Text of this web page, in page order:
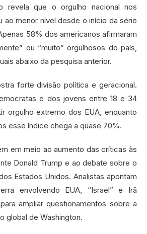
revela que o orgulho nacional nos
ao menor nível desde o início da série
58% dos americanos afirmaram
ou “muito” orgulhosos do país,
abaixo da pesquisa anterior.
forte divisão política e geracional.
e dos jovens entre 18 e 34
orgulho extremo dos EUA, enquanto
esse índice chega a quase 70%.
em meio ao aumento das críticas às
Donald Trump e ao debate sobre o
Estados Unidos. Analistas apontam
envolvendo EUA, “Israel” e Irã
ampliar questionamentos sobre a
global de Washington.